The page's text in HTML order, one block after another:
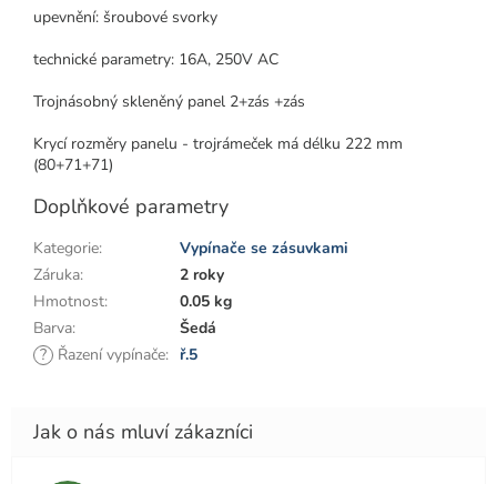
upevnění: šroubové svorky
technické parametry: 16A, 250V AC
Trojnásobný skleněný panel 2+zás +zás
Krycí rozměry panelu - trojrámeček má délku 222 mm
(80+71+71)
Doplňkové parametry
Kategorie:
Vypínače se zásuvkami
Záruka:
2 roky
Hmotnost:
0.05 kg
Barva:
Šedá
? Řazení vypínače: ř.5